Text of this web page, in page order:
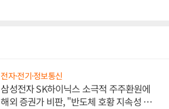
전자·전기·정보통신
삼성전자 SK하이닉스 소극적 주주환원에
해외 증권가 비판, "반도체 호황 지속성 의